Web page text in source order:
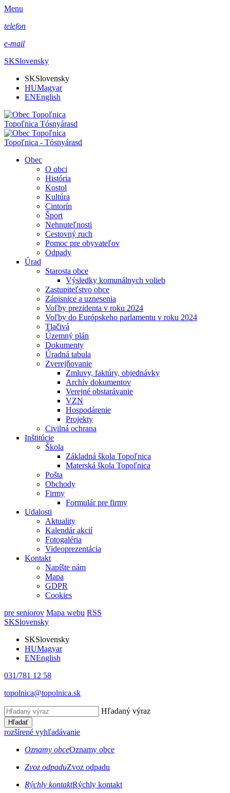
Menu
telefon
e-mail
SKSlovensky
SKSlovensky
HUMagyar
ENEnglish
Topoľnica Tósnyárasd
Topoľnica - Tósnyárasd
Obec
O obci
História
Kostol
Kultúra
Cintorín
Šport
Nehnuteľnosti
Cestovný ruch
Pomoc pre obyvateľov
Odpady
Úrad
Starosta obce
Výsledky komunálnych volieb
Zastupiteľstvo obce
Zápisnice a uznesenia
Voľby prezidenta v roku 2024
Voľby do Európskeho parlamentu v roku 2024
Tlačivá
Územný plán
Dokumenty
Úradná tabula
Zverejňovanie
Zmluvy, faktúry, objednávky
Archív dokumentov
Verejné obstarávanie
VZN
Hospodárenie
Projekty
Civilná ochrana
Inštitúcie
Škola
Základná škola Topoľnica
Materská škola Topoľnica
Pošta
Obchody
Firmy
Formulár pre firmy
Udalosti
Aktuality
Kalendár akcií
Fotogaléria
Videoprezentácia
Kontakt
Napíšte nám
Mapa
GDPR
Cookies
pre seniorov Mapa webu RSS
SKSlovensky
SKSlovensky
HUMagyar
ENEnglish
031/781 12 58
topolnica@topolnica.sk
Hľadaný výraz
Hľadať
rozšírené vyhľadávanie
Oznamy obceOznamy obce
Zvoz odpaduZvoz odpadu
Rýchly kontaktRýchly kontakt